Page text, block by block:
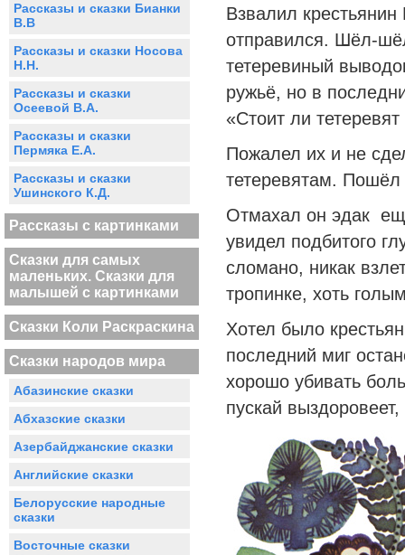
Рассказы и сказки Бианки
В.В
Рассказы и сказки Носова
Н.Н.
Рассказы и сказки
Осеевой В.А.
Рассказы и сказки
Пермяка Е.А.
Рассказы и сказки
Ушинского К.Д.
Рассказы с картинками
Сказки для самых
маленьких. Сказки для
малышей с картинками
Сказки Коли Раскраскина
Сказки народов мира
Абазинские сказки
Абхазские сказки
Азербайджанские сказки
Английские сказки
Белорусские народные
сказки
Восточные сказки
Взвалил
отправился. Шёл-
тетеревиный
ружьё, но в
«Стоит ли
Пожалел их и не
тетеревятам.
Отмахал он эдак
увидел подбитого
сломано, никак
тропинке, хоть
Хотел было
последний миг
хорошо убивать
пускай